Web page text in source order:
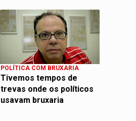
POLÍTICA COM BRUXARIA
Tivemos tempos de
trevas onde os políticos
usavam bruxaria